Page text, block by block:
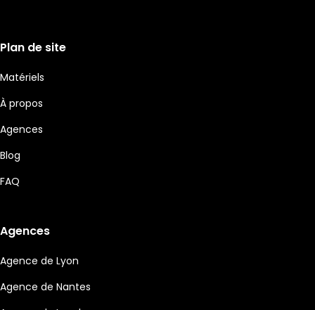
Plan de site
Matériels
À propos
Agences
Blog
FAQ
Agences
Agence de Lyon
Agence de Nantes